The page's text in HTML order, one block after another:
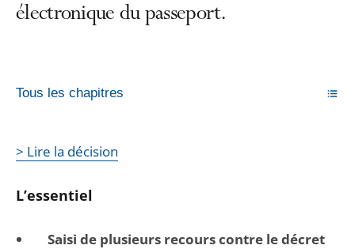
électronique du passeport.
Tous les chapitres
> Lire la décision
L’essentiel
Saisi de plusieurs recours contre le décret